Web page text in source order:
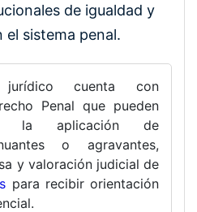
de igualdad y
el sistema penal.
jurídico cuenta con
Penal que pueden
la aplicación de
o agravantes,
y valoración judicial de
para recibir orientación